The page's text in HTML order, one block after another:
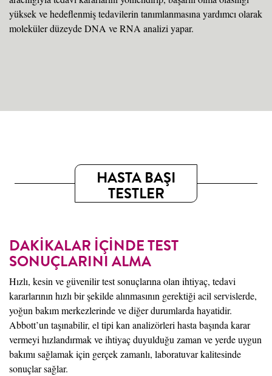
yüksek ve hedeflenmiş tedavilerin tanımlanmasına yardımcı olarak
moleküler düzeyde DNA ve RNA analizi yapar.
HASTA BAŞI
TESTLER
DAKİKALAR İÇİNDE TEST
SONUÇLARINI ALMA
Hızlı, kesin ve güvenilir test sonuçlarına olan ihtiyaç, tedavi
kararlarının hızlı bir şekilde alınmasının gerektiği acil servislerde,
yoğun bakım merkezlerinde ve diğer durumlarda hayatidir.
Abbott’un taşınabilir, el tipi kan analizörleri hasta başında karar
vermeyi hızlandırmak ve ihtiyaç duyulduğu zaman ve yerde uygun
bakımı sağlamak için gerçek zamanlı, laboratuvar kalitesinde
sonuçlar sağlar.